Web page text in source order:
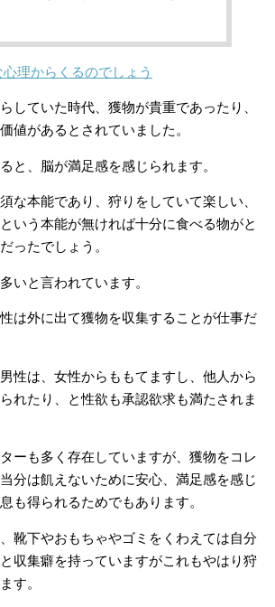
理からくるのでしょう
していた時代、獲物が貴重であったり、
値があるとされていました。
と、脳が満足感を感じられます。
な本能であり、狩りをしていて楽しい、
いう本能が無ければ十分に食べる物がと
ったでしょう。
いと言われています。
は外に出て獲物を収集することが仕事だ
性は、女性からももてますし、他人から
れたり、と性欲も承認欲求も満たされま
ーも多く存在していますが、獲物をコレ
分は飢えないために安心、満足感を感じ
も得られるためでもあります。
靴下やおもちゃやゴミをくわえては自分
収集癖を持っていますがこれもやはり狩
す。